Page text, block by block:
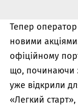
Тепер оператор
новими
офіційному
що, починаючи з
уже відкрили
«Легкий